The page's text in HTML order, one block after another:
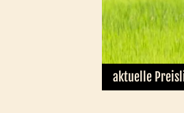
aktuelle